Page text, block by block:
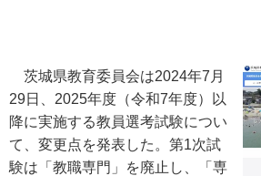
茨城県教育委員会は2024年7月
29日、2025年度（令和7年度）以
降に実施する教員選考試験につい
て、変更点を発表した。第1次試
験は「教職専門」を廃止し、「専